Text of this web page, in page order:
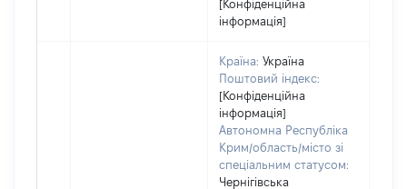
[Конфіденційна
інформація]
Країна: Україна
Поштовий індекс:
[Конфіденційна
інформація]
Автономна Республіка
Крим/область/місто зі
спеціальним статусом:
Чернігівська